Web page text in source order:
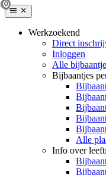
Werkzoekend
Direct
Inloggen
Alle
Bijbaantjes
Alle
Info over